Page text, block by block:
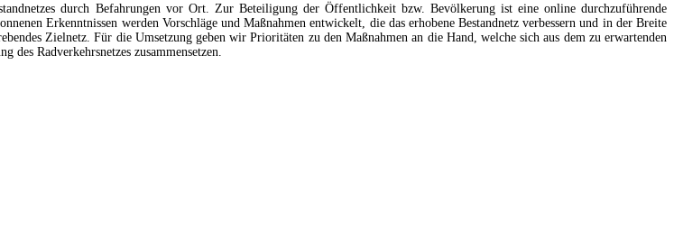
durch Befahrungen vor Ort. Zur Beteiligung der Öffentlichkeit bzw. Bevölkerung ist eine online durchzuführende
Erkenntnissen werden Vorschläge und Maßnahmen entwickelt, die das erhobene Bestandnetz verbessern und in der Breite
Zielnetz. Für die Umsetzung geben wir Prioritäten zu den Maßnahmen an die Hand, welche sich aus dem zu erwartenden
Radverkehrsnetzes zusammensetzen.